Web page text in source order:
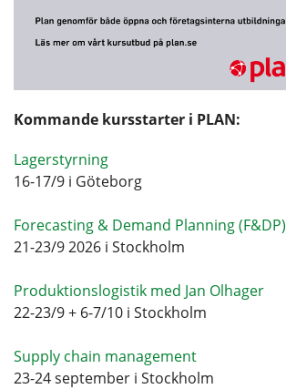
Kommande kursstarter i PLAN:
Lagerstyrning
16-17/9 i Göteborg
Forecasting & Demand Planning (F&DP)
21-23/9 2026 i Stockholm
Produktionslogistik med Jan Olhager
22-23/9 + 6-7/10 i Stockholm
Supply chain management
23-24 september i Stockholm